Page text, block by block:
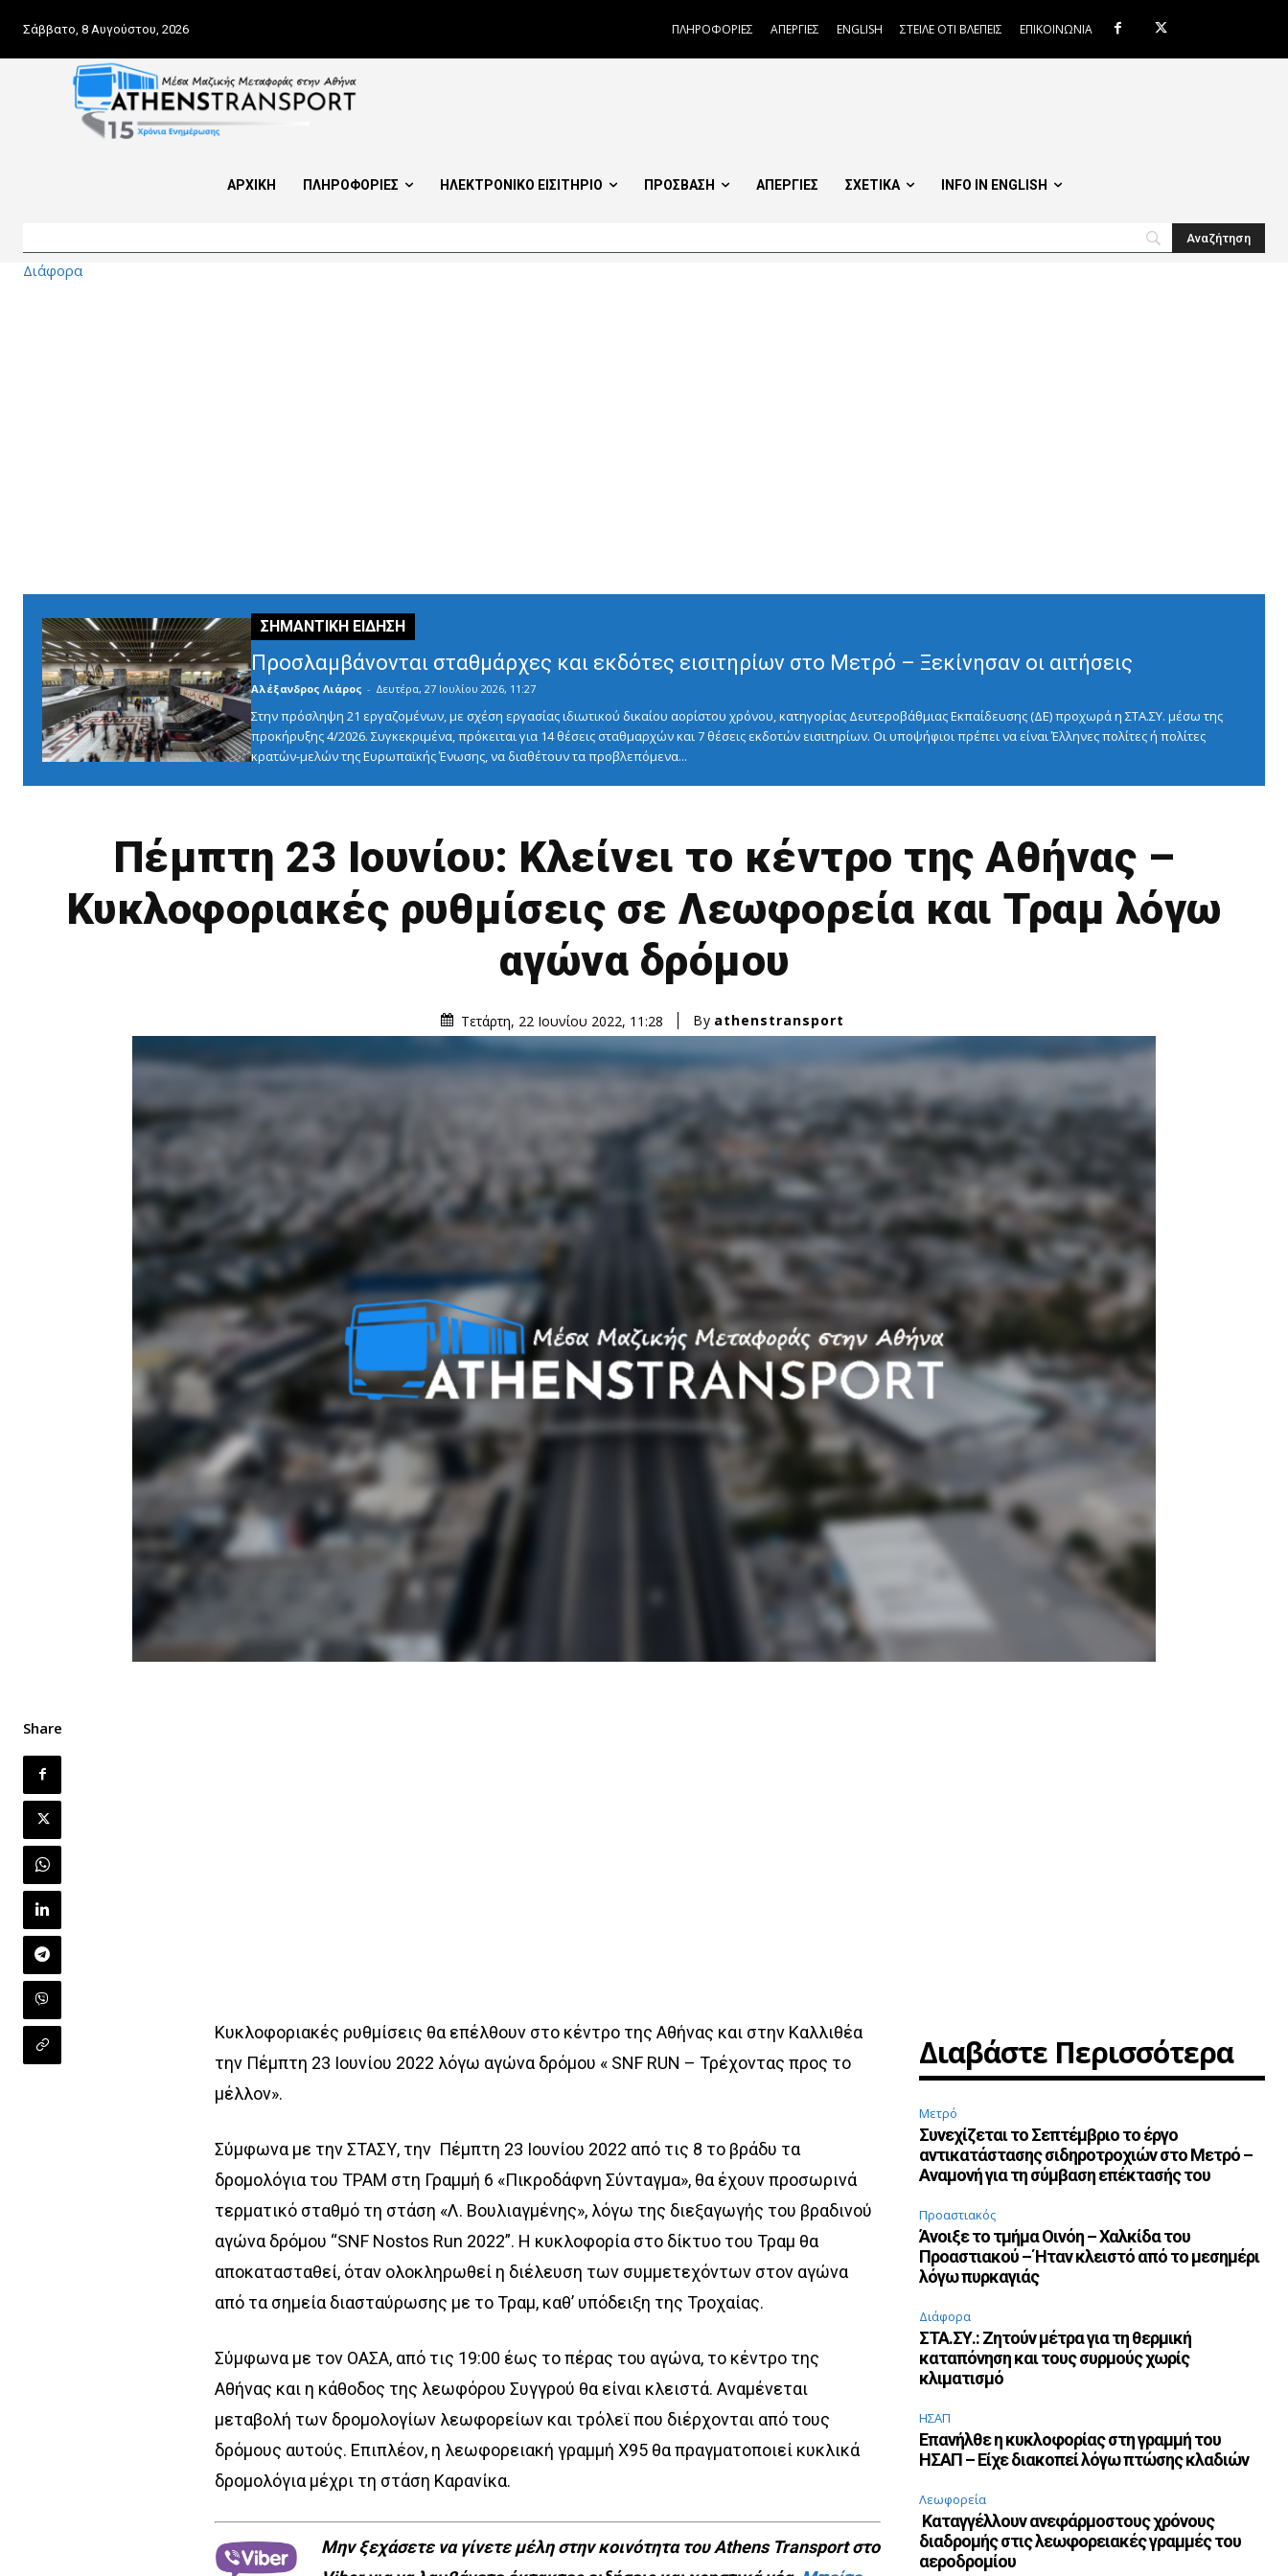
Σάββατο, 8 Αυγούστου, 2026 ΠΛΗΡΟΦΟΡΙΕΣ ΑΠΕΡΓΙΕΣ ENGLISH ΣΤΕΙΛΕ ΟΤΙ ΒΛΕΠΕΙΣ ΕΠΙΚΟΙΝΩΝΙΑ
ΑΡΧΙΚΗ ΠΛΗΡΟΦΟΡΙΕΣ ΗΛΕΚΤΡΟΝΙΚΟ ΕΙΣΙΤΗΡΙΟ ΠΡΟΣΒΑΣΗ ΑΠΕΡΓΙΕΣ ΣΧΕΤΙΚΑ INFO IN ENGLISH
Διάφορα
Προσλαμβάνονται σταθμάρχες και εκδότες εισιτηρίων στο Μετρό – Ξεκίνησαν οι αιτήσεις
Αλέξανδρος Λιάρος - Δευτέρα, 27 Ιουλίου 2026, 11:27
Στην πρόσληψη 21 εργαζομένων, με σχέση εργασίας ιδιωτικού δικαίου αορίστου χρόνου, κατηγορίας Δευτεροβάθμιας Εκπαίδευσης (ΔΕ) προχωρά η ΣΤΑ.ΣΥ. μέσω της
προκήρυξης 4/2026. Συγκεκριμένα, πρόκειται για 14 θέσεις σταθμαρχών και 7 θέσεις εκδοτών εισιτηρίων. Οι υποψήφιοι πρέπει να είναι Έλληνες πολίτες ή πολίτες
κρατών-μελών της Ευρωπαϊκής Ένωσης, να διαθέτουν τα προβλεπόμενα...
Πέμπτη 23 Ιουνίου: Κλείνει το κέντρο της Αθήνας –
Κυκλoφοριακές ρυθμίσεις σε Λεωφορεία και Τραμ λόγω
αγώνα δρόμου
Τετάρτη, 22 Ιουνίου 2022, 11:28 By athenstransport
Share
Κυκλοφοριακές ρυθμίσεις θα επέλθουν στο κέντρο της Αθήνας και στην Καλλιθέα
την Πέμπτη 23 Ιουνίου 2022 λόγω αγώνα δρόμου « SNF RUN – Τρέχοντας προς το
μέλλον».
Σύμφωνα με την ΣΤΑΣΥ, την Πέμπτη 23 Ιουνίου 2022 από τις 8 το βράδυ τα
δρομολόγια του ΤΡΑΜ στη Γραμμή 6 «Πικροδάφνη Σύνταγμα», θα έχουν προσωρινά
τερματικό σταθμό τη στάση «Λ. Βουλιαγμένης», λόγω της διεξαγωγής του βραδινού
αγώνα δρόμου “SNF Nostos Run 2022”. Η κυκλοφορία στο δίκτυο του Τραμ θα
αποκατασταθεί, όταν ολοκληρωθεί η διέλευση των συμμετεχόντων στον αγώνα
από τα σημεία διασταύρωσης με το Τραμ, καθ’ υπόδειξη της Τροχαίας.
Σύμφωνα με τον ΟΑΣΑ, από τις 19:00 έως το πέρας του αγώνα, το κέντρο της
Αθήνας και η κάθοδος της λεωφόρου Συγγρού θα είναι κλειστά. Αναμένεται
μεταβολή των δρομολογίων λεωφορείων και τρόλεϊ που διέρχονται από τους
δρόμους αυτούς. Επιπλέον, η λεωφορειακή γραμμή Χ95 θα πραγματοποιεί κυκλικά
δρομολόγια μέχρι τη στάση Καρανίκα.
Μην ξεχάσετε να γίνετε μέλη στην κοινότητα του Athens Transport στο
Διαβάστε Περισσότερα
Μετρό
Συνεχίζεται το Σεπτέμβριο το έργο
αντικατάστασης σιδηροτροχιών στο Μετρό –
Αναμονή για τη σύμβαση επέκτασής του
Προαστιακός
Άνοιξε το τμήμα Οινόη – Χαλκίδα του
Προαστιακού – Ήταν κλειστό από το μεσημέρι
λόγω πυρκαγιάς
Διάφορα
ΣΤΑ.ΣΥ.: Ζητούν μέτρα για τη θερμική
καταπόνηση και τους συρμούς χωρίς
κλιματισμό
ΗΣΑΠ
Επανήλθε η κυκλοφορίας στη γραμμή του
ΗΣΑΠ – Είχε διακοπεί λόγω πτώσης κλαδιών
Λεωφορεία
Καταγγέλλουν ανεφάρμοστους χρόνους
διαδρομής στις λεωφορειακές γραμμές του
αεροδρομίου